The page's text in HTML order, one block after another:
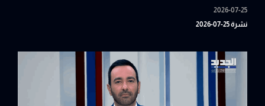
2026-07-25
نشرة 25-07-2026